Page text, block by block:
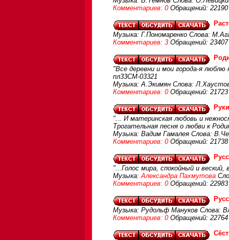
Комментариев: 0 Обращений: 22190
Музыка: Г.Пономаренко Слова:
Комментариев: 3 Обращений: 23407
"Все деревни и мои города-я люблю
пл33СМ-03321
Музыка: А.Экимян Слова:
Комментариев: 0 Обращений: 21723
"... И материнская любовь и
Трогательная песня о любви к
Музыка: Вадим Гамалея Слова:
Комментариев: 0 Обращений: 21738
"...Голос мира, спокойный и веский,
Музыка:Александра Пахмутова
Комментариев: 0 Обращений: 22983
Музыка: Рудольф Мануков Слова:
Комментариев: 0 Обращений: 22764